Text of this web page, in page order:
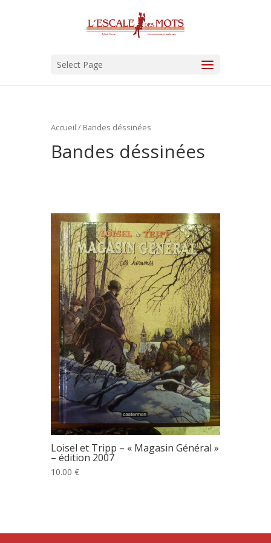
Select Page
Accueil / Bandes déssinées
Bandes déssinées
Loisel et Tripp – « Magasin Général »
– édition 2007
10.00 €